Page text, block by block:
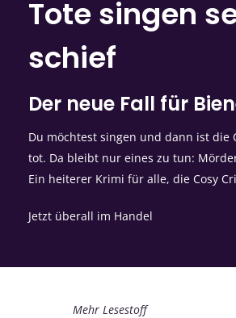
Tote singen
schief
Der neue Fall für
Du möchtest singen und dann ist die
tot. Da bleibt nur eines zu tun:
Ein heiterer Krimi für alle, die Cosy
Jetzt überall im Handel
Mehr Lesestoff